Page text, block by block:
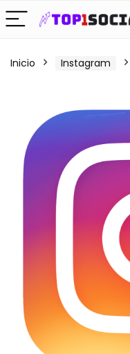
Inicio Instagram